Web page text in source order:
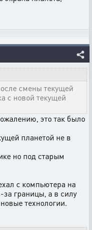
смены текущей
с новой текущей
это так было
планетой не в
но под старым
с компьютера на
границы, а в силу
технологии.